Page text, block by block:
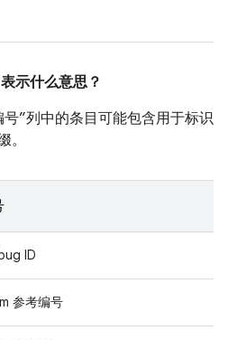
示什么意思？
”列中的条目可能包含用于标识
。
ID
参考编号